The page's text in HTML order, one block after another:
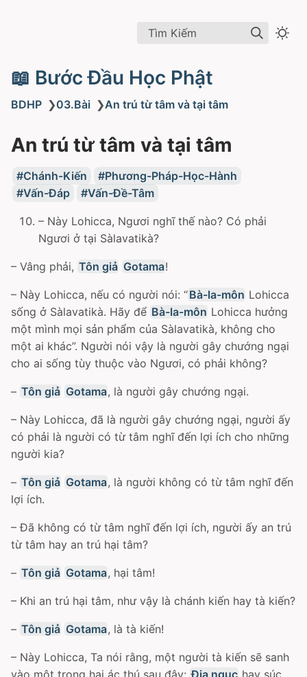
Tìm Kiếm
📖 Bước Đầu Học Phật
BDHP ❯03.Bài ❯An trú từ tâm và tại tâm
An trú từ tâm và tại tâm
Chánh-Kiến
Phương-Pháp-Học-Hành
Vấn-Đáp
Vấn-Đề-Tâm
– Này Lohicca, Ngươi nghĩ thế nào? Có phải
Ngươi ở tại Sàlavatikà?
– Vâng phải, Tôn giả Gotama!
– Này Lohicca, nếu có người nói: “Bà-la-môn Lohicca
sống ở Sàlavatikà. Hãy để Bà-la-môn Lohicca hưởng
một mình mọi sản phẩm của Sàlavatikà, không cho
một ai khác”. Người nói vậy là người gây chướng ngại
cho ai sống tùy thuộc vào Ngươi, có phải không?
– Tôn giả Gotama, là người gây chướng ngại.
– Này Lohicca, đã là người gây chướng ngại, người ấy
có phải là người có từ tâm nghĩ đến lợi ích cho những
người kia?
– Tôn giả Gotama, là người không có từ tâm nghĩ đến
lợi ích.
– Ðã không có từ tâm nghĩ đến lợi ích, người ấy an trú
từ tâm hay an trú hại tâm?
– Tôn giả Gotama, hại tâm!
– Khi an trú hại tâm, như vậy là chánh kiến hay tà kiến?
– Tôn giả Gotama, là tà kiến!
– Này Lohicca, Ta nói rằng, một người tà kiến sẽ sanh
vào một trong hai ác thú sau đây: Địa ngục hay súc